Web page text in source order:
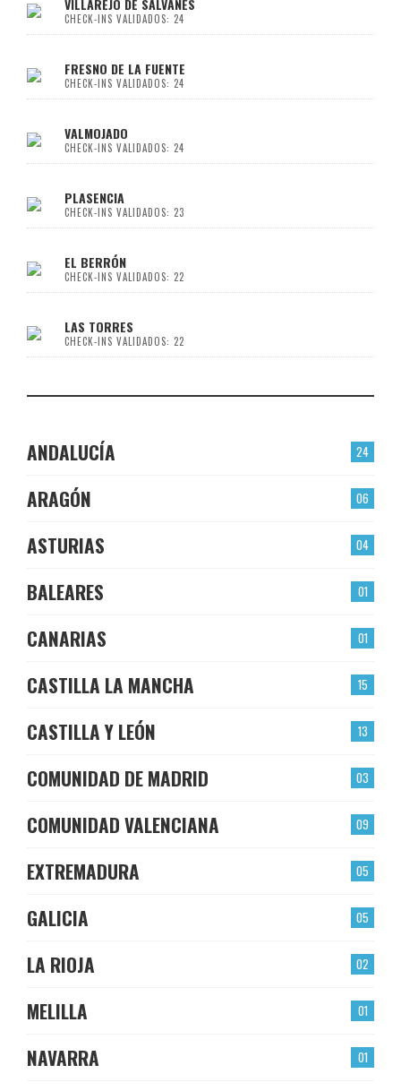
CHECK-INS VALIDADOS: 24
FRESNO DE LA FUENTE
CHECK-INS VALIDADOS: 24
VALMOJADO
CHECK-INS VALIDADOS: 24
PLASENCIA
CHECK-INS VALIDADOS: 23
EL BERRÓN
CHECK-INS VALIDADOS: 22
LAS TORRES
CHECK-INS VALIDADOS: 22
24
ANDALUCÍA
06
ARAGÓN
04
ASTURIAS
01
BALEARES
01
CANARIAS
15
CASTILLA LA MANCHA
13
CASTILLA Y LEÓN
03
COMUNIDAD DE MADRID
09
COMUNIDAD VALENCIANA
05
EXTREMADURA
05
GALICIA
02
LA RIOJA
01
MELILLA
01
NAVARRA